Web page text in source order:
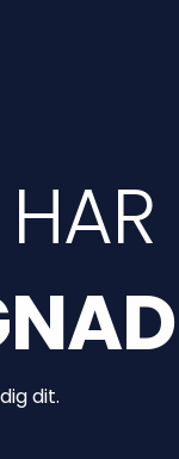
dit.